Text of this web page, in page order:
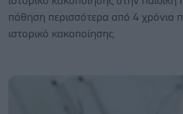
πάθηση περισσότερα από 4 χρόνια
ιστορικό κακοποίησης.